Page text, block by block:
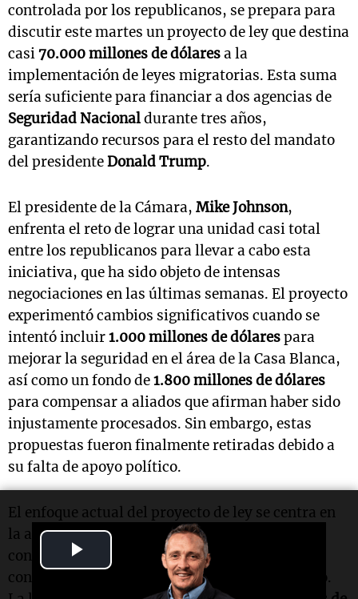
controlada por los republicanos, se prepara para
discutir este martes un proyecto de ley que destina
casi70.000 millones de dólaresa la
implementación de leyes migratorias. Esta suma
sería suficiente para financiar a dos agencias de
Seguridad Nacionaldurante tres años,
garantizando recursos para el resto del mandato
del presidenteDonald Trump.
El presidente de la Cámara, Mike Johnson,
enfrenta el reto de lograr una unidad casi total
entre los republicanos para llevar a cabo esta
iniciativa, que ha sido objeto de intensas
negociaciones en las últimas semanas. El proyecto
experimentó cambios significativos cuando se
intentó incluir1.000 millones de dólarespara
mejorar la seguridad en el área de la Casa Blanca,
así como un fondo de1.800 millones de dólares
para compensar a aliados que afirman haber sido
injustamente procesados. Sin embargo, estas
propuestas fueron finalmente retiradas debido a
su falta de apoyo político.
El enfoque actual del proyecto de ley se centra en
la aplicación de leyes migratorias, un tema
considerado clave por los republicanos en el
contexto de las elecciones de mitad de mandato.